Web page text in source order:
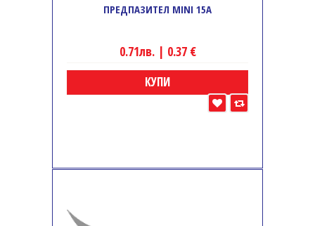
ПРЕДПАЗИТЕЛ MINI 15A
0.71лв. | 0.37 €
КУПИ